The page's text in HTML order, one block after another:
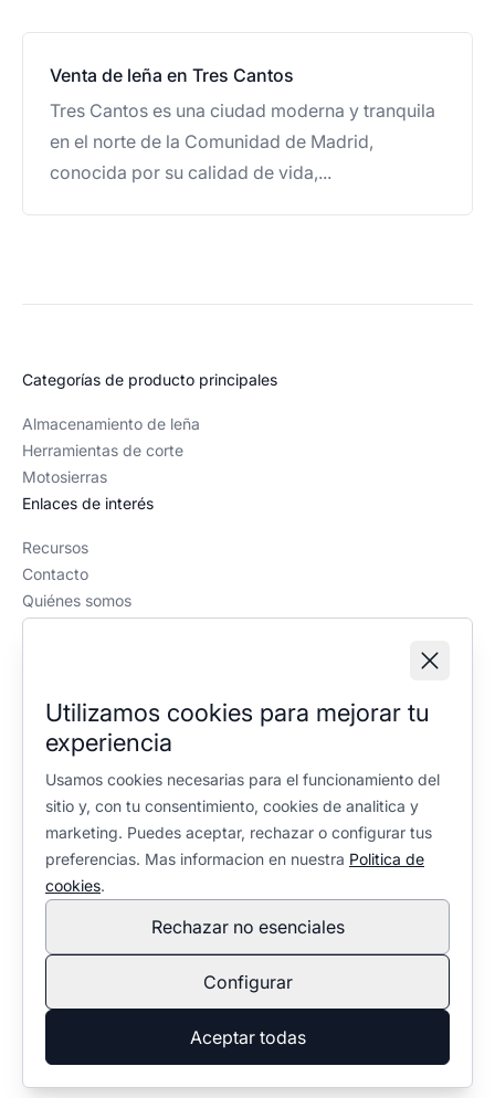
Venta de leña en Tres Cantos
Tres Cantos es una ciudad moderna y tranquila
en el norte de la Comunidad de Madrid,
conocida por su calidad de vida,...
Utilizamos cookies para mejorar tu
experiencia
Usamos cookies necesarias para el funcionamiento del
sitio y, con tu consentimiento, cookies de analitica y
marketing. Puedes aceptar, rechazar o configurar tus
preferencias. Mas informacion en nuestra Politica de
cookies.
Rechazar no esenciales
Configurar
Aceptar todas
Categorías de producto principales
Almacenamiento de leña
Herramientas de corte
Motosierras
Enlaces de interés
Recursos
Contacto
Quiénes somos
Política editorial
Política de privacidad
Política de cookies
Configuración de cookies
En calidad de Afiliado de Amazon, obtengo ingresos por las
compras adscritas que cumplen los requisitos aplicables. No
condiciona la selección ni la valoración de los productos:
política editorial.
© 2026 Ventaleña. Todos los derechos reservados.